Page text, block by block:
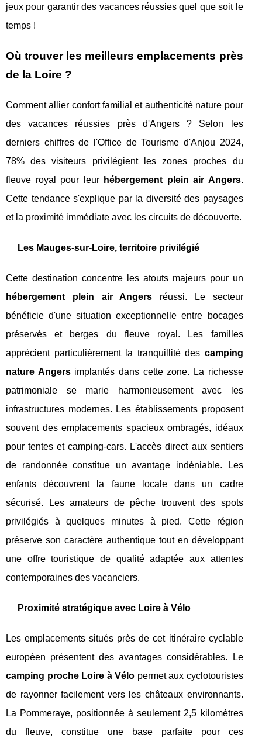
jeux pour garantir des vacances réussies quel que soit le
temps !
Où trouver les meilleurs emplacements près
de la Loire ?
Comment allier confort familial et authenticité nature pour
des vacances réussies près d'Angers ? Selon les
derniers chiffres de l'Office de Tourisme d'Anjou 2024,
78% des visiteurs privilégient les zones proches du
fleuve royal pour leur hébergement plein air Angers.
Cette tendance s'explique par la diversité des paysages
et la proximité immédiate avec les circuits de découverte.
Les Mauges-sur-Loire, territoire privilégié
Cette destination concentre les atouts majeurs pour un
hébergement plein air Angers réussi. Le secteur
bénéficie d'une situation exceptionnelle entre bocages
préservés et berges du fleuve royal. Les familles
apprécient particulièrement la tranquillité des camping
nature Angersimplantés dans cette zone. La richesse
patrimoniale se marie harmonieusement avec les
infrastructures modernes. Les établissements proposent
souvent des emplacements spacieux ombragés, idéaux
pour tentes et camping-cars. L'accès direct aux sentiers
de randonnée constitue un avantage indéniable. Les
enfants découvrent la faune locale dans un cadre
sécurisé. Les amateurs de pêche trouvent des spots
privilégiés à quelques minutes à pied. Cette région
préserve son caractère authentique tout en développant
une offre touristique de qualité adaptée aux attentes
contemporaines des vacanciers.
Proximité stratégique avec Loire à Vélo
Les emplacements situés près de cet itinéraire cyclable
européen présentent des avantages considérables. Le
camping proche Loire à Vélo permet aux cyclotouristes
de rayonner facilement vers les châteaux environnants.
La Pommeraye, positionnée à seulement 2,5 kilomètres
du fleuve, constitue une base parfaite pour ces